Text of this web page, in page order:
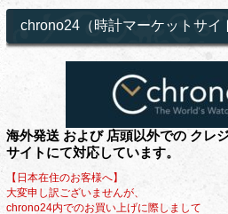
chrono24（時計マーケットサイ
海外発送 および 店頭以外での クレ
サイトにて対応しています。
【日本在住のお客様へ】
大変申し訳ございませんが、
chrono24内でのお買い上げに際しまして